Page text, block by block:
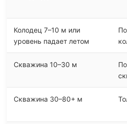
Колодец 7–10 м или
уровень падает летом
Скважина 10–30 м
Скважина 30–80+ м